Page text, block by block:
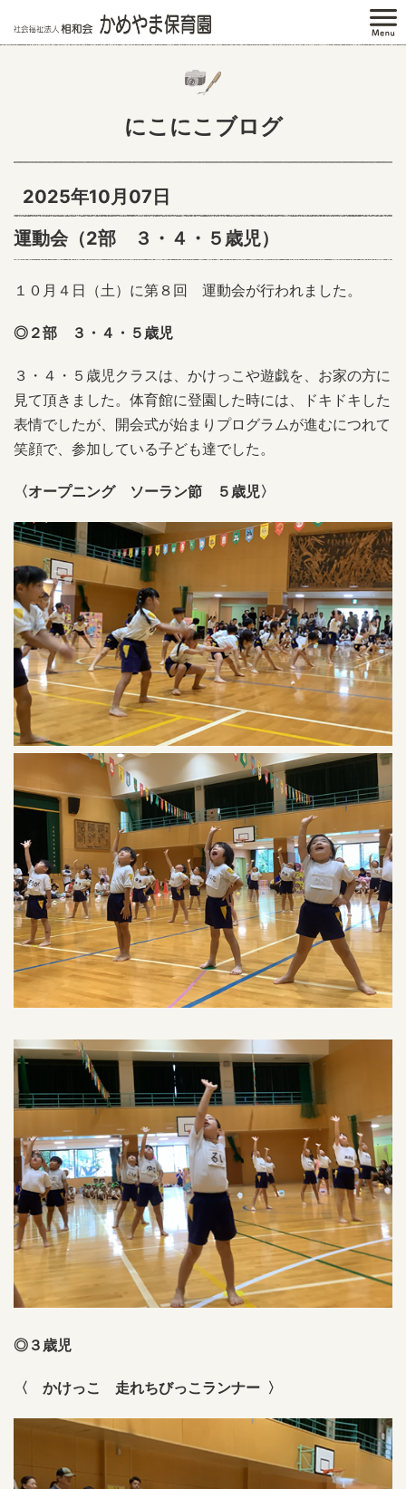
にこにこブログ
2025年10月07日
運動会（2部 ３・４・５歳児）
１０月４日（土）に第８回 運動会が行われました。
◎２部 ３・４・５歳児
３・４・５歳児クラスは、かけっこや遊戯を、お家の方に
見て頂きました。体育館に登園した時には、ドキドキした
表情でしたが、開会式が始まりプログラムが進むにつれて
笑顔で、参加している子ども達でした。
〈オープニング ソーラン節 ５歳児〉
◎３歳児
〈 かけっこ 走れちびっこランナー 〉